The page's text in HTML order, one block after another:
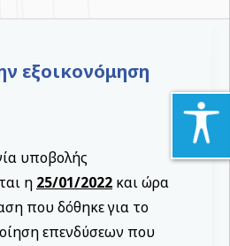
εξοικονόμηση
υποβολής
η 25/01/2022 και ώρα
που δόθηκε για το
επενδύσεων που